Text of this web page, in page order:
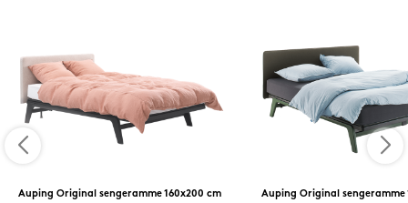
Auping Original sengeramme 160x200 cm
Auping Original sengeramme